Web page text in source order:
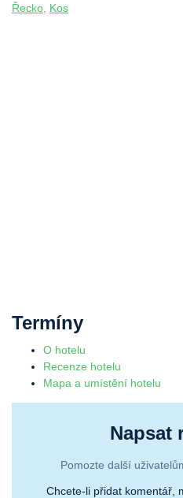
Řecko Kos
Termíny
O hotelu
Recenze hotelu
Mapa a umístění hotelu
Napsat
Pomozte další
Chcete-li přidat komentář,